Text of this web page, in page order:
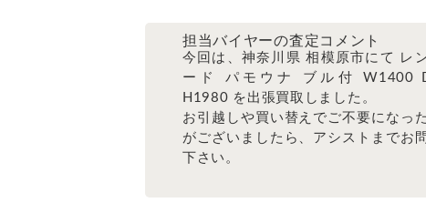
担当バイヤーの査定コメント
今回は、神奈川県 相模原市にて レ
ード パモウナ ブル付 W1400
H1980 を出張買取しました。
お引越しや買い替えでご不要になっ
がございましたら、アシストまでお
下さい。